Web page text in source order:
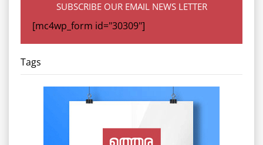
SUBSCRIBE OUR EMAIL NEWS LETTER
[mc4wp_form id="30309"]
Tags